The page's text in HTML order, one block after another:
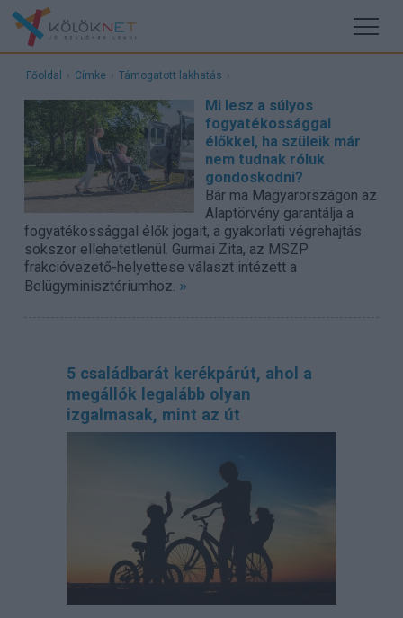
Főoldal › Címke › Támogatott lakhatás ›
Mi lesz a súlyos
fogyatékossággal
élőkkel, ha szüleik már
nem tudnak róluk
gondoskodni?
Bár ma Magyarországon az
Alaptörvény garantálja a
fogyatékossággal élők jogait, a gyakorlati végrehajtás
sokszor ellehetetlenül. Gurmai Zita, az MSZP
frakcióvezető-helyettese választ intézett a
Belügyminisztériumhoz. »
5 családbarát kerékpárút, ahol a
megállók legalább olyan
izgalmasak, mint az út